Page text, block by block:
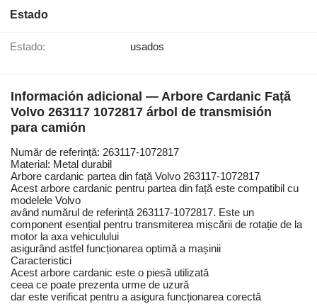
Estado
Estado: usados
Información adicional — Arbore Cardanic Față
Volvo 263117 1072817 árbol de transmisión
para camión
Număr de referință: 263117-1072817
Material: Metal durabil
Arbore cardanic partea din față Volvo 263117-1072817
Acest arbore cardanic pentru partea din față este compatibil cu
modelele Volvo
având numărul de referință 263117-1072817. Este un
component esențial pentru transmiterea mișcării de rotație de la
motor la axa vehiculului
asigurând astfel funcționarea optimă a mașinii
Caracteristici
Acest arbore cardanic este o piesă utilizată
ceea ce poate prezenta urme de uzură
dar este verificat pentru a asigura funcționarea corectă